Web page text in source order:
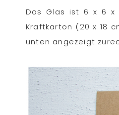
Das Glas ist 6 x 6
Kraftkarton (20 x 18
unten angezeigt